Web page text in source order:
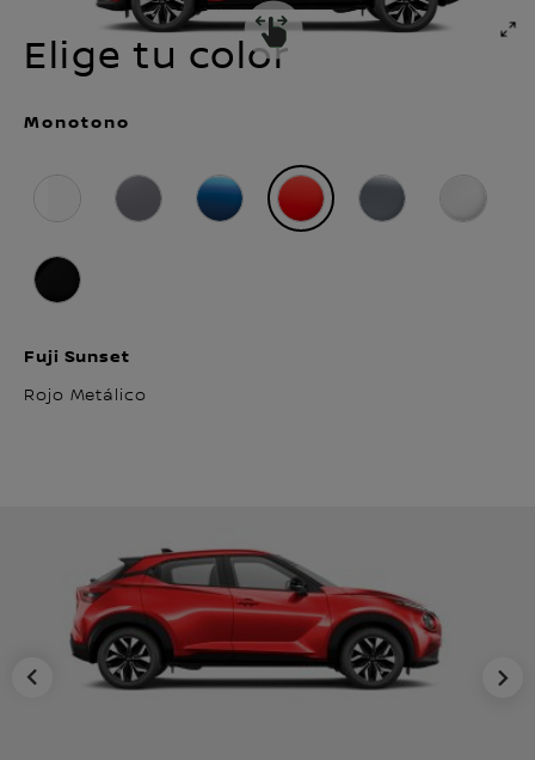
Delantera
Elige tu color
Monotono
Fuji Sunset
Rojo Metálico